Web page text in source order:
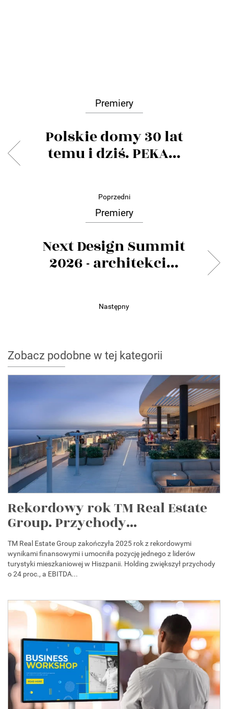
Premiery
Polskie domy 30 lat
temu i dziś. PEKA...
Poprzedni
Premiery
Next Design Summit
2026 - architekci...
Następny
Zobacz podobne w tej kategorii
Rekordowy rok TM Real Estate
Group. Przychody...
TM Real Estate Group zakończyła 2025 rok z rekordowymi
wynikami finansowymi i umocniła pozycję jednego z liderów
turystyki mieszkaniowej w Hiszpanii. Holding zwiększył przychody
o 24 proc., a EBITDA...